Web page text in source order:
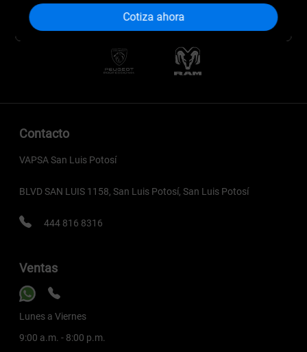
Contacto
VAPSA San Luis Potosí
BLVD SAN LUIS 1158, San Luis Potosí, San Luis Potosí
444 816 8316
Ventas
Lunes a Viernes
9:00 a.m. - 8:00 p.m.
Cotiza ahora